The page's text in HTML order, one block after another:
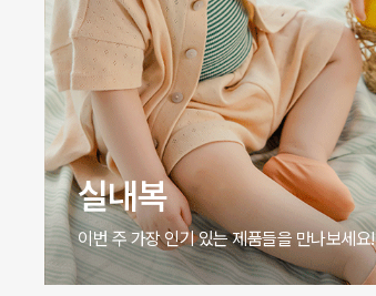
원피스
이번 주 가장 인기 있는 제품들을 만나보세요!